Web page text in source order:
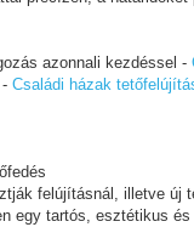
azonnali kezdéssel -
Családi házak
felújításnál, illetve új
egy tartós, esztétikus